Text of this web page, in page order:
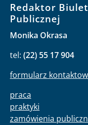
Redaktor
Publicznej
Monika Okrasa
tel: (22) 55 17 904
formularz
praca
praktyki
zamówienia